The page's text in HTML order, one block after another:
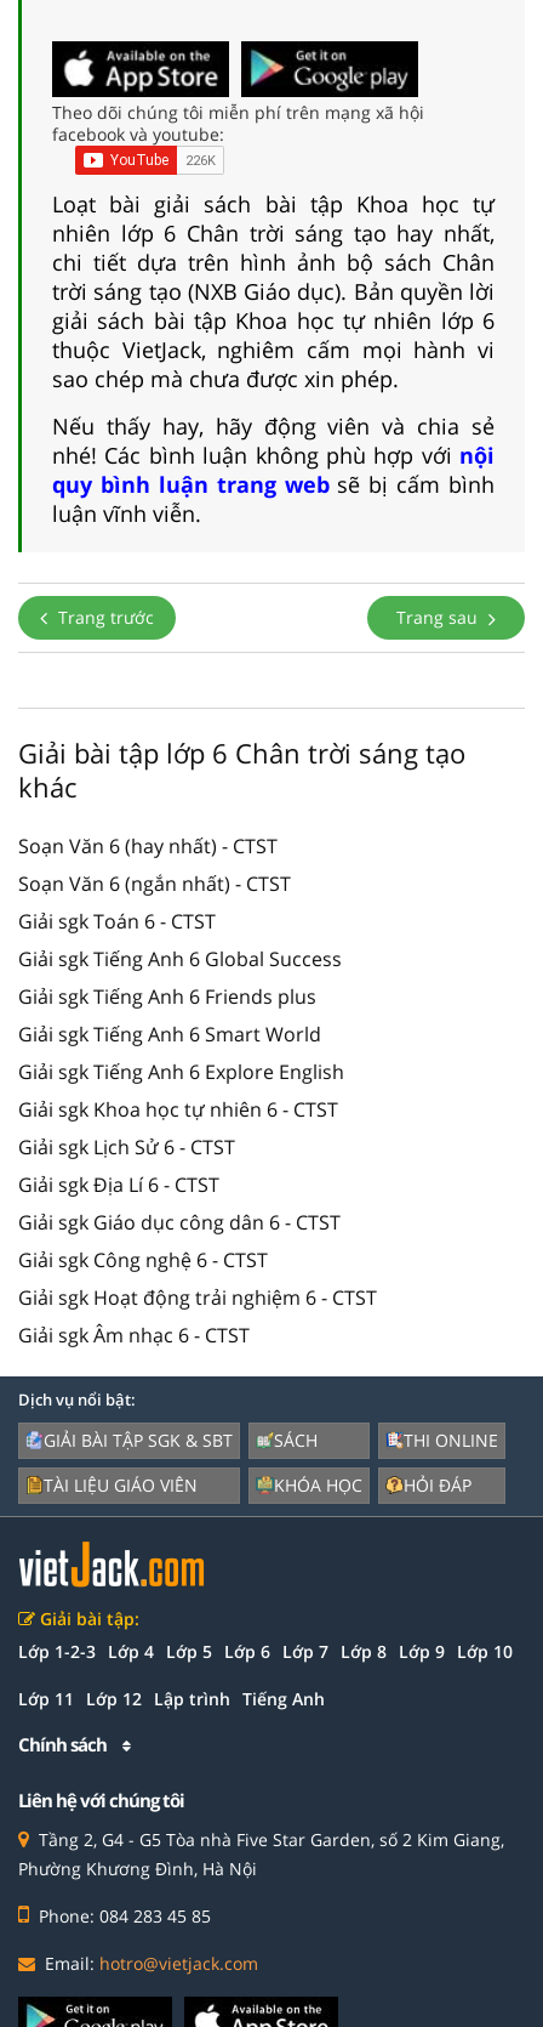
Theo dõi chúng tôi miễn phí trên mạng xã hội
facebook và youtube:
Loạt bài giải sách bài tập Khoa học tự
nhiên lớp 6 Chân trời sáng tạo hay nhất,
chi tiết dựa trên hình ảnh bộ sách Chân
trời sáng tạo (NXB Giáo dục). Bản quyền lời
giải sách bài tập Khoa học tự nhiên lớp 6
thuộc VietJack, nghiêm cấm mọi hành vi
sao chép mà chưa được xin phép.
Nếu thấy hay, hãy động viên và chia sẻ
nhé! Các bình luận không phù hợp với nội
quy bình luận trang websẽ bị cấm bình
luận vĩnh viễn.
Trang trước Trang sau
Giải bài tập lớp 6 Chân trời sáng tạo
khác
Soạn Văn 6 (hay nhất) - CTST
Soạn Văn 6 (ngắn nhất) - CTST
Giải sgk Toán 6 - CTST
Giải sgk Tiếng Anh 6 Global Success
Giải sgk Tiếng Anh 6 Friends plus
Giải sgk Tiếng Anh 6 Smart World
Giải sgk Tiếng Anh 6 Explore English
Giải sgk Khoa học tự nhiên 6 - CTST
Giải sgk Lịch Sử 6 - CTST
Giải sgk Địa Lí 6 - CTST
Giải sgk Giáo dục công dân 6 - CTST
Giải sgk Công nghệ 6 - CTST
Giải sgk Hoạt động trải nghiệm 6 - CTST
Giải sgk Âm nhạc 6 - CTST
Dịch vụ nổi bật:
GIẢI BÀI TẬP SGK & SBT
TÀI LIỆU GIÁO VIÊN
SÁCH
KHÓA HỌC
THI ONLINE
HỎI ĐÁP
Giải bài tập:
Lớp 1-2-3 Lớp 4 Lớp 5 Lớp 6 Lớp 7 Lớp 8 Lớp 9 Lớp 10
Lớp 11 Lớp 12 Lập trình Tiếng Anh
Chính sách
Liên hệ với chúng tôi
Tầng 2, G4 - G5 Tòa nhà Five Star Garden, số 2 Kim Giang,
Phường Khương Đình, Hà Nội
Phone: 084 283 45 85
Email: hotro@vietjack.com